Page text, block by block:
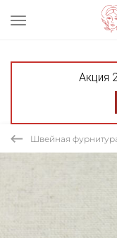
Акция
Швейная